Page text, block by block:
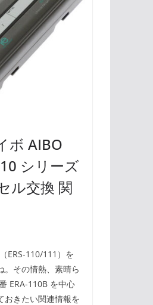
ボ AIBO
シリーズ
ル交換 関
ERS-110/111）を
。その情熱、素晴ら
ERA-110B を中心
おきたい関連情報を